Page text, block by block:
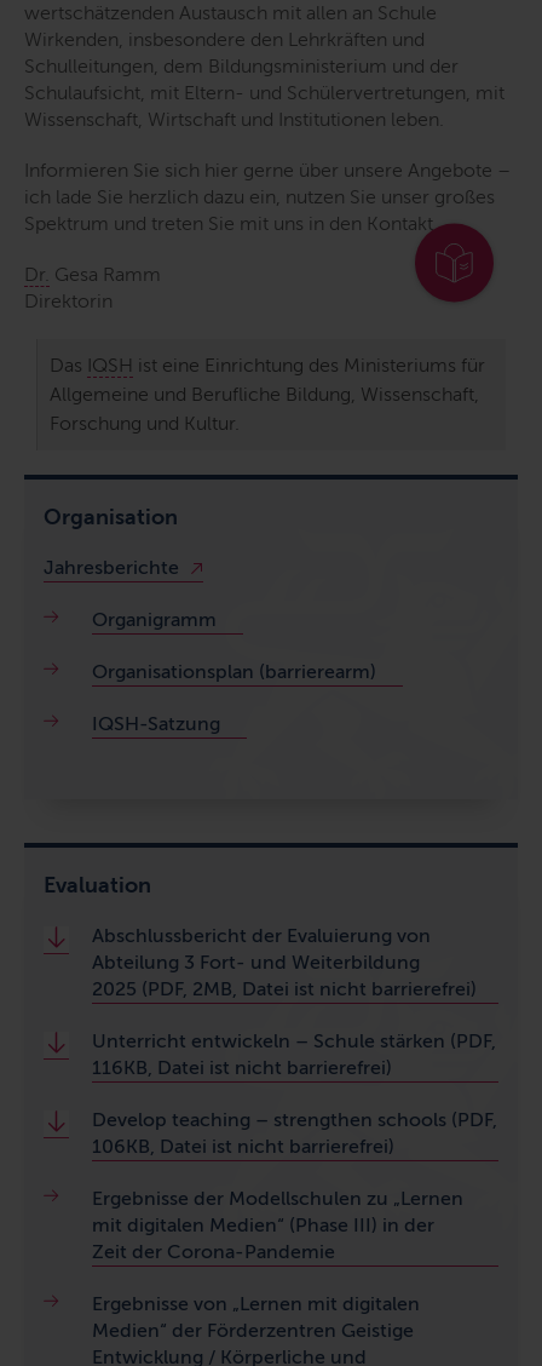
wertschätzenden Austausch mit allen an Schule
Wirkenden, insbesondere den Lehrkräften und
Schulleitungen, dem Bildungsministerium und der
Schulaufsicht, mit Eltern- und Schülervertretungen, mit
Wissenschaft, Wirtschaft und Institutionen leben.
Informieren Sie sich hier gerne über unsere Angebote –
ich lade Sie herzlich dazu ein, nutzen Sie unser großes
Spektrum und treten Sie mit uns in den Kontakt.
Dr. Gesa Ramm
Direktorin
Das IQSH ist eine Einrichtung des Ministeriums für
Allgemeine und Berufliche Bildung, Wissenschaft,
Forschung und Kultur.
Organisation
Jahresberichte
Organigramm
Organisationsplan (barrierearm)
IQSH-Satzung
Evaluation
Abschlussbericht der Evaluierung von
Abteilung 3 Fort- und Weiterbildung
2025 (PDF, 2MB, Datei ist nicht barrierefrei)
Unterricht entwickeln – Schule stärken (PDF,
116KB, Datei ist nicht barrierefrei)
Develop teaching – strengthen schools (PDF,
106KB, Datei ist nicht barrierefrei)
Ergebnisse der Modellschulen zu „Lernen
mit digitalen Medien“ (Phase III) in der
Zeit der Corona-Pandemie
Ergebnisse von „Lernen mit digitalen
Medien“ der Förderzentren Geistige
Entwicklung / Körperliche und